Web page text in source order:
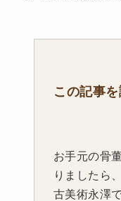
この記事
お手元の骨
りましたら
古美術永澤